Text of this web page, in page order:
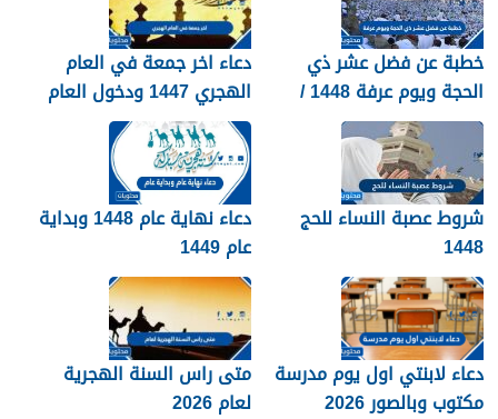
خطبة عن فضل عشر ذي
الحجة ويوم عرفة 1448 /
2026
دعاء اخر جمعة في العام
الهجري 1447 ودخول العام
الجديد 1448
شروط عصبة النساء للحج
1448
دعاء نهاية عام 1448 وبداية
عام 1449
دعاء لابنتي اول يوم مدرسة
مكتوب وبالصور 2026
متى راس السنة الهجرية
لعام 2026